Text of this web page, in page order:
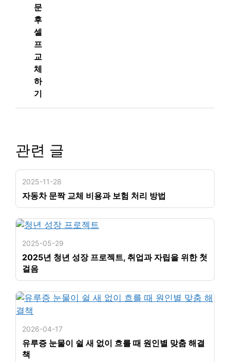
문
후
셀
프
교
체
하
기
관련 글
2025-11-28
자동차 문짝 교체 비용과 보험 처리 방법
2025-05-29
2025년 청년 성장 프로젝트, 취업과 자립을 위한 첫
걸음
2026-04-17
유루증 눈물이 쉴 새 없이 흐를 때 원인별 맞춤 해결
책